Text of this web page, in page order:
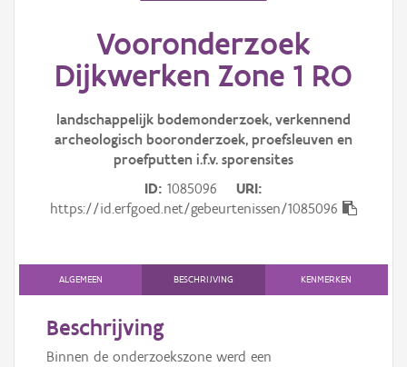
Aanduidingsobject
Waarneming
Gebeurtenis
Downloads
Hergebruik
Aanmelden
Vooronderzoek
Dijkwerken Zone 1 RO
landschappelijk bodemonderzoek, verkennend
archeologisch booronderzoek, proefsleuven en
proefputten i.f.v. sporensites
ID 1085096
URI
https://id.erfgoed.net/gebeurtenissen/1085096
ALGEMEEN BESCHRIJVING KENMERKEN
Beschrijving
Binnen de onderzoekszone werd een